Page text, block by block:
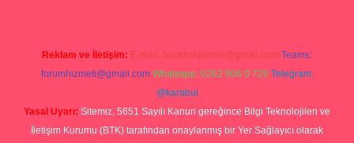
Reklam ve İletişim: E-mail: backlinkpaneli@gmail.com Teams:
forumhizmeti@gmail.com Whatsapp: 0262 606 0 726 Telegram:
@karabul
Yasal Uyarı: Sitemiz, 5651 Sayılı Kanun gereğince Bilgi Teknolojileri ve
İletişim Kurumu (BTK) tarafından onaylanmış bir Yer Sağlayıcı olarak